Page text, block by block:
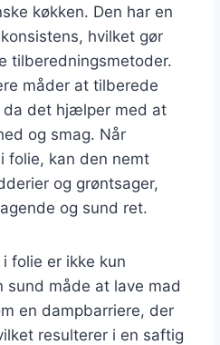
køkken. Den har en
hvilket gør
tilberedningsmetoder.
måder at tilberede
da det hjælper med at
og smag. Når
folie, kan den nemt
og grøntsager,
og sund ret.
folie er ikke kun
sund måde at lave mad
en dampbarriere, der
resulterer i en saftig